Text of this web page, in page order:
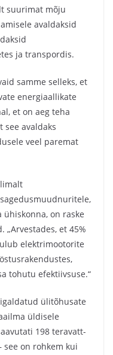
suurimat mõju
avaldaksid
ja transpordis.
samme selleks, et
energiaallikate
et on aeg teha
see avaldaks
veel paremat
on raske
„Arvestades, et 45%
elektrimootorite
tohutu efektiivsuse.“
ülitõhusate
üldisele
198 teravatt-
on rohkem kui